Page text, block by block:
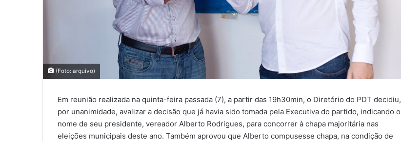
(Foto: arquivo)
Em reunião realizada na quinta-feira passada (7), a partir das 19h30min, o Diretório do PDT decidiu,
por unanimidade, avalizar a decisão que já havia sido tomada pela Executiva do partido, indicando o
nome de seu presidente, vereador Alberto Rodrigues, para concorrer à chapa majoritária nas
eleições municipais deste ano. Também aprovou que Alberto compusesse chapa, na condição de